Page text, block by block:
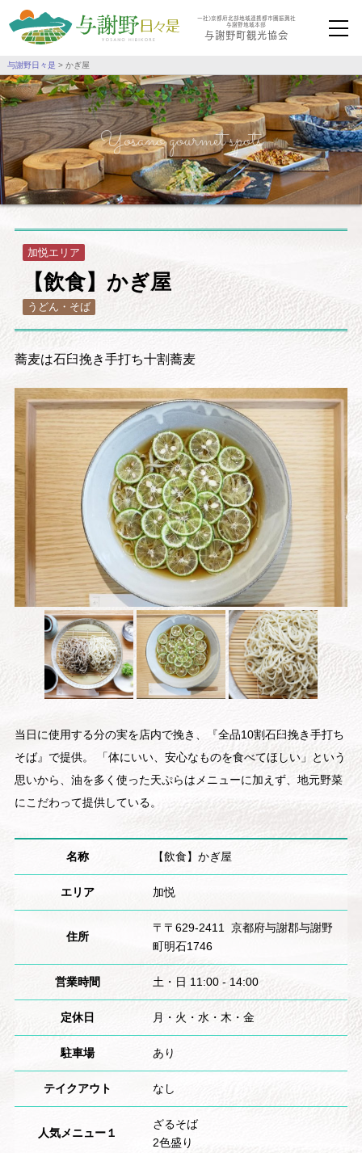
一社）京都府北部地域連携都市圏振興社
与謝野地域本部
与謝野町観光協会
与謝野日々是 > かぎ屋
Yosano gourmet spots
加悦エリア
【飲食】かぎ屋
うどん・そば
蕎麦は石臼挽き手打ち十割蕎麦
当日に使用する分の実を店内で挽き、『全品10割石臼挽き手打ち
そば』で提供。 「体にいい、安心なものを食べてほしい」という
思いから、油を多く使った天ぷらはメニューに加えず、地元野菜
にこだわって提供している。
名称 【飲食】かぎ屋
エリア 加悦
住所
〒〒629-2411 京都府与謝郡与謝野
町明石1746
営業時間 土・日 11:00 - 14:00
定休日 月・火・水・木・金
駐車場 あり
テイクアウト なし
人気メニュー１
ざるそば
2色盛り